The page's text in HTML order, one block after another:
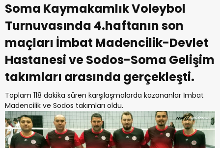
Soma Kaymakamlık Voleybol
Turnuvasında 4.haftanın son
maçları İmbat Madencilik-Devlet
Hastanesi ve Sodos-Soma Gelişim
takımları arasında gerçekleşti.
Toplam 118 dakika süren karşılaşmalarda kazananlar İmbat
Madencilik ve Sodos takımları oldu.